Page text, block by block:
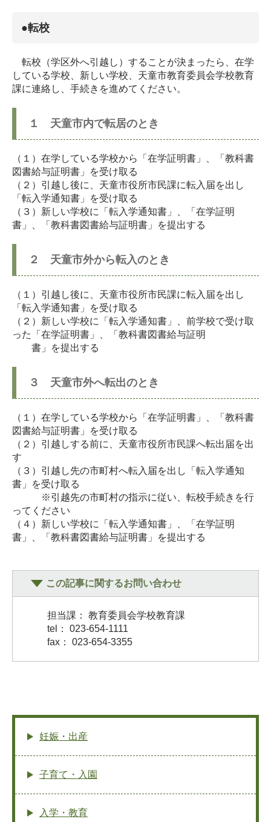
●転校
転校（学区外へ引越し）することが決まったら、在学
している学校、新しい学校、天童市教育委員会学校教育
課に連絡し、手続きを進めてください。
１ 天童市内で転居のとき
（１）在学している学校から「在学証明書」、「教科書
図書給与証明書」を受け取る
（２）引越し後に、天童市役所市民課に転入届を出し
「転入学通知書」を受け取る
（３）新しい学校に「転入学通知書」、「在学証明
書」、「教科書図書給与証明書」を提出する
２ 天童市外から転入のとき
（１）引越し後に、天童市役所市民課に転入届を出し
「転入学通知書」を受け取る
（２）新しい学校に「転入学通知書」、前学校で受け取
った「在学証明書」、「教科書図書給与証明
書」を提出する
３ 天童市外へ転出のとき
（１）在学している学校から「在学証明書」、「教科書
図書給与証明書」を受け取る
（２）引越しする前に、天童市役所市民課へ転出届を出
す
（３）引越し先の市町村へ転入届を出し「転入学通知
書」を受け取る
※引越先の市町村の指示に従い、転校手続きを行
ってください
（４）新しい学校に「転入学通知書」、「在学証明
書」、「教科書図書給与証明書」を提出する
この記事に関するお問い合わせ
担当課： 教育委員会学校教育課
tel： 023-654-1111
fax： 023-654-3355
妊娠・出産
子育て・入園
入学・教育